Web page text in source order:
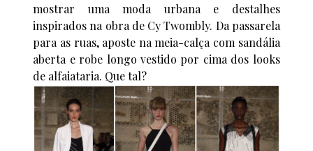
mostrar uma moda urbana e destalhes
inspirados na obra de Cy Twombly. Da passarela
para as ruas, aposte na meia-calça com sandália
aberta e robe longo vestido por cima dos looks
de alfaiataria. Que tal?